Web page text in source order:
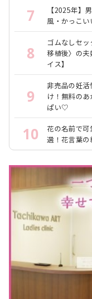
7
【2025年】
風・かっこい
8
ゴムなしセ
移植後〉の
イス】
9
非売品の妊
け！無料の
ぱい♡
10
花の名前で
選！花言葉の